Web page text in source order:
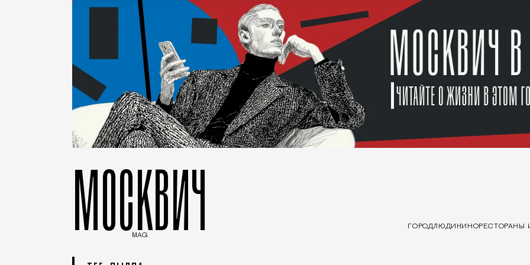
МОСКВИЧ
MAG
ГОРОДЛЮДИ КИНОРЕСТОРАНЫ